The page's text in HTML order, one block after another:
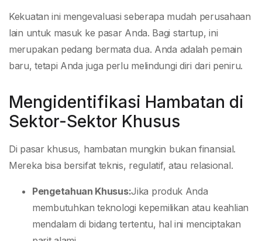
Kekuatan ini mengevaluasi seberapa mudah perusahaan
lain untuk masuk ke pasar Anda. Bagi startup, ini
merupakan pedang bermata dua. Anda adalah pemain
baru, tetapi Anda juga perlu melindungi diri dari peniru.
Mengidentifikasi Hambatan di
Sektor-Sektor Khusus
Di pasar khusus, hambatan mungkin bukan finansial.
Mereka bisa bersifat teknis, regulatif, atau relasional.
Pengetahuan Khusus:Jika produk Anda
membutuhkan teknologi kepemilikan atau keahlian
mendalam di bidang tertentu, hal ini menciptakan